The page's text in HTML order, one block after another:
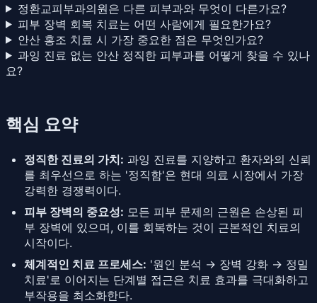
정환교피부과의원은 다른 피부과와 무엇이 다른가요?
피부 장벽 회복 치료는 어떤 사람에게 필요한가요?
안산 홍조 치료 시 가장 중요한 점은 무엇인가요?
과잉 진료 없는 안산 정직한 피부과를 어떻게 찾을 수 있나
요?
핵심 요약
정직한 진료의 가치: 과잉 진료를 지양하고 환자와의 신뢰
를 최우선으로 하는 '정직함'은 현대 의료 시장에서 가장
강력한 경쟁력이다.
피부 장벽의 중요성: 모든 피부 문제의 근원은 손상된 피
부 장벽에 있으며, 이를 회복하는 것이 근본적인 치료의
시작이다.
체계적인 치료 프로세스: '원인 분석 → 장벽 강화 → 정밀
치료'로 이어지는 단계별 접근은 치료 효과를 극대화하고
부작용을 최소화한다.